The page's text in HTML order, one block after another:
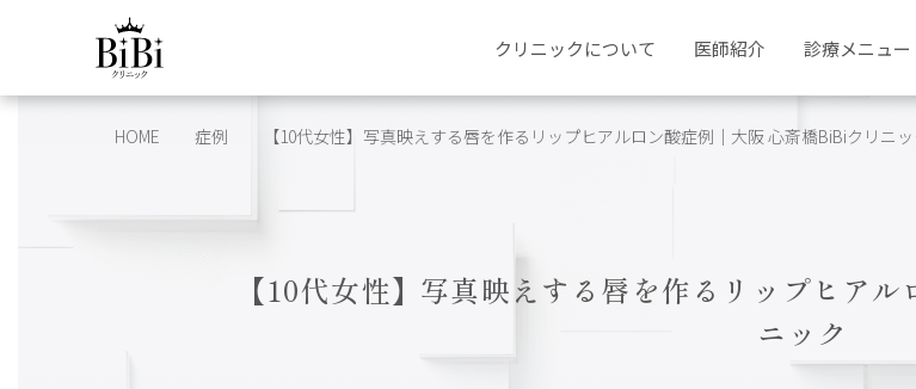
クリニックについて 医師紹介 診療メニュー
HOME 症例 【10代女性】写真映えする唇を作るリップヒアルロン酸症例｜大阪 心斎橋BiBiクリニッ
【10代女性】写真映えする唇を作るリップヒア
ニック